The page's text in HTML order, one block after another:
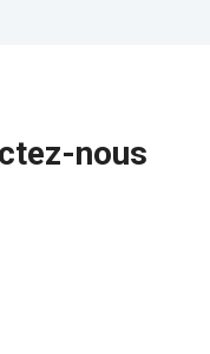
nous